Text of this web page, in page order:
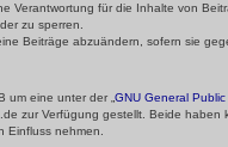
Verantwortung für die Inhalte von
zu sperren.
Beiträge abzuändern, sofern sie
eine unter der „ GNU General
zur Verfügung gestellt. Beide
Einfluss nehmen.